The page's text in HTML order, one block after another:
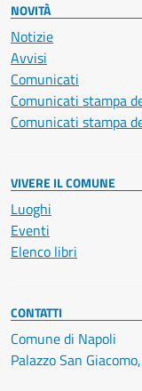
NOVITÀ
Notizie
Avvisi
Comunicati
Comunicati stampa
Comunicati stampa
VIVERE IL COMUNE
Luoghi
Eventi
Elenco libri
CONTATTI
Comune di Napoli
Palazzo San